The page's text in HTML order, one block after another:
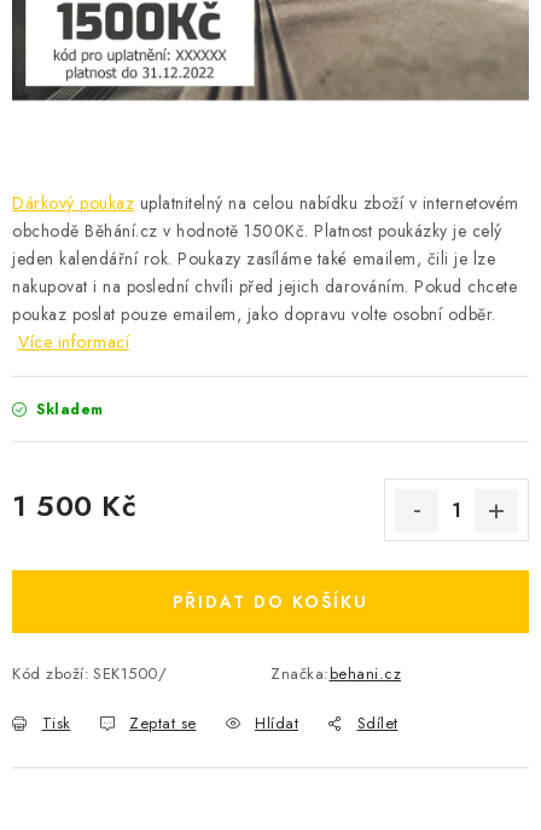
BOTY DĚTSKÉ
VÝŽIVA
SPORTY
MEGA SLEVY
NOVINKY
NOVINKY MIZUNO
NOVINKY INOV-8
OBLÍBENÉ DROBNOSTI
ZNAČKY
Jak vyměnit nebo vrátit zboží
Jak reklamovat
Obchodní podmínky
Velikostní tabulky
Dárkový poukaz uplatnitelný na celou nabídku zboží v internetovém
obchodě Běhání.cz v hodnotě 1500Kč. Platnost poukázky je celý
jeden kalendářní rok. Poukazy zasíláme také emailem, čili je lze
nakupovat i na poslední chvíli před jejich darováním. Pokud chcete
poukaz poslat pouze emailem, jako dopravu volte osobní odběr.
Více informací
Skladem
1 500 Kč
PŘIDAT DO KOŠÍKU
Kód zboží: SEK1500/ Značka:behani.cz
Tisk Zeptat se Hlídat Sdílet